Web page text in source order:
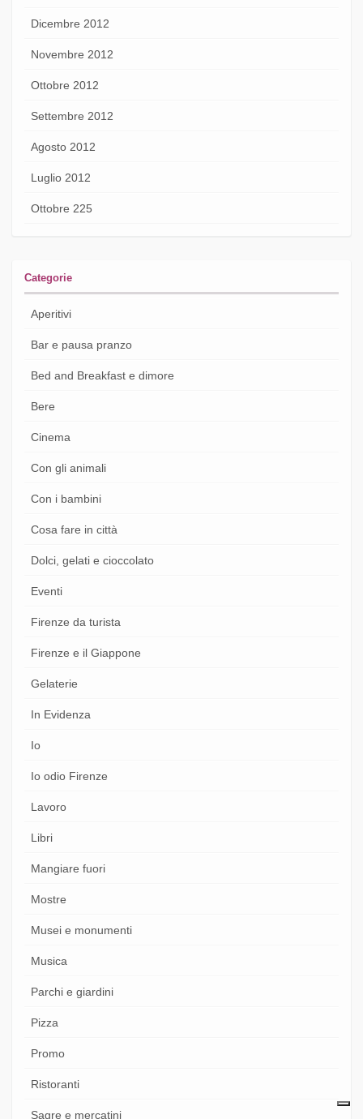
Dicembre 2012
Novembre 2012
Ottobre 2012
Settembre 2012
Agosto 2012
Luglio 2012
Ottobre 225
Categorie
Aperitivi
Bar e pausa pranzo
Bed and Breakfast e dimore
Bere
Cinema
Con gli animali
Con i bambini
Cosa fare in città
Dolci, gelati e cioccolato
Eventi
Firenze da turista
Firenze e il Giappone
Gelaterie
In Evidenza
Io
Io odio Firenze
Lavoro
Libri
Mangiare fuori
Mostre
Musei e monumenti
Musica
Parchi e giardini
Pizza
Promo
Ristoranti
Sagre e mercatini